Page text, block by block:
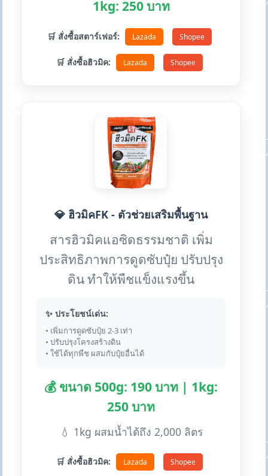
1kg: 250 บาท
🛒 สั่งซื้อสตาร์เฟอร์: Lazada Shopee
🛒 สั่งซื้อฮิวมิค: Lazada Shopee
💎 ฮิวมิคFK - ตัวช่วยเสริมพื้นฐาน
สารฮิวมิคแอซิดธรรมชาติ เพิ่ม
ประสิทธิภาพการดูดซับปุ๋ย ปรับปรุง
ดิน ทำให้พืชแข็งแรงขึ้น
✨ ประโยชน์เด่น:
• เพิ่มการดูดซับปุ๋ย 2-3 เท่า
• ปรับปรุงโครงสร้างดิน
• ใช้ได้ทุกพืช ผสมกับปุ๋ยอื่นได้
💰 ขนาด 500g: 190 บาท | 1kg:
250 บาท
💧 1kg ผสมน้ำได้ถึง 2,000 ลิตร
🛒 สั่งซื้อฮิวมิค: Lazada Shopee